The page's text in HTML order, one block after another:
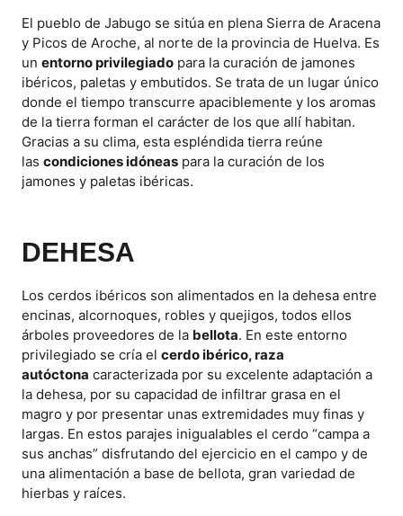
El pueblo de Jabugo se sitúa en plena Sierra de Aracena
y Picos de Aroche, al norte de la provincia de Huelva. Es
un entorno privilegiado para la curación de jamones
ibéricos, paletas y embutidos. Se trata de un lugar único
donde el tiempo transcurre apaciblemente y los aromas
de la tierra forman el carácter de los que allí habitan.
Gracias a su clima, esta espléndida tierra reúne
las condiciones idóneas para la curación de los
jamones y paletas ibéricas.
DEHESA
Los cerdos ibéricos son alimentados en la dehesa entre
encinas, alcornoques, robles y quejigos, todos ellos
árboles proveedores de la bellota. En este entorno
privilegiado se cría el cerdo ibérico, raza
autóctona caracterizada por su excelente adaptación a
la dehesa, por su capacidad de infiltrar grasa en el
magro y por presentar unas extremidades muy finas y
largas. En estos parajes inigualables el cerdo “campa a
sus anchas” disfrutando del ejercicio en el campo y de
una alimentación a base de bellota, gran variedad de
hierbas y raíces.